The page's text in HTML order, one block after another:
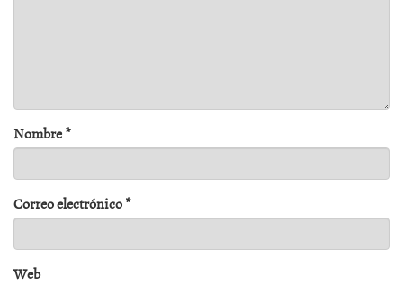
Nombre*
Correo electrónico*
Web